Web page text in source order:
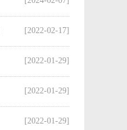
[2022-02-17]
[2022-01-29]
[2022-01-29]
[2022-01-29]